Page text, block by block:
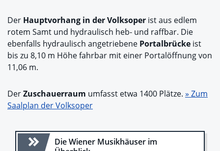
Der Hauptvorhang in der Volksoper ist aus edlem
rotem Samt und hydraulisch heb- und raffbar. Die
ebenfalls hydraulisch angetriebene Portalbrücke ist
bis zu 8,10 m Höhe fahrbar mit einer Portalöffnung von
11,06 m.
DerZuschauerraum umfasst etwa 1400 Plätze. » Zum
Saalplan der Volksoper
Die Wiener Musikhäuser im